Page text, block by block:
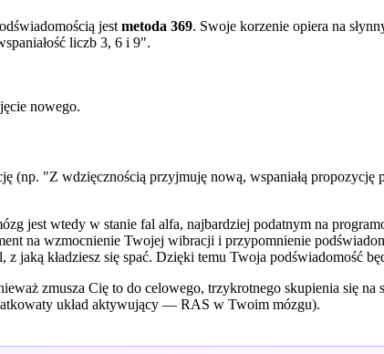
jest metoda 369. Swoje korzenie opiera na
liczb 3, 6 i 9".
nowego.
(np. "Z wdzięcznością przyjmuję nową, wspaniałą
jest wtedy w stanie fal alfa, najbardziej podatnym na
na wzmocnienie Twojej wibracji i przypomnienie
z jaką kładziesz się spać. Dzięki temu Twoja podświadomość
zmusza Cię to do celowego, trzykrotnego skupienia się
układ aktywujący — RAS w Twoim mózgu).